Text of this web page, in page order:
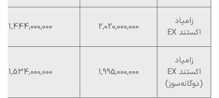
زامیاد
اکستند EX
2,020,000,000
1,444,000,000
زامیاد
اکستند EX
(دوگانه‌سوز)
1,995,000,000
1,534,000,000